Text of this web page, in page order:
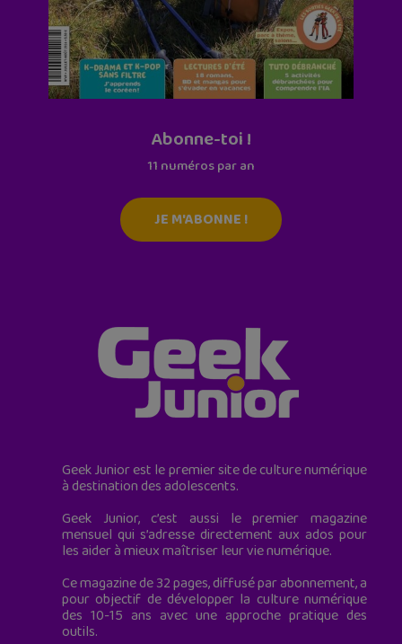
Abonne-toi !
11 numéros par an
JE M'ABONNE !
Geek Junior est le premier site de culture numérique
à destination des adolescents.
Geek Junior, c’est aussi le premier magazine
mensuel qui s’adresse directement aux ados pour
les aider à mieux maîtriser leur vie numérique.
Ce magazine de 32 pages, diffusé par abonnement, a
pour objectif de développer la culture numérique
des 10-15 ans avec une approche pratique des
outils.